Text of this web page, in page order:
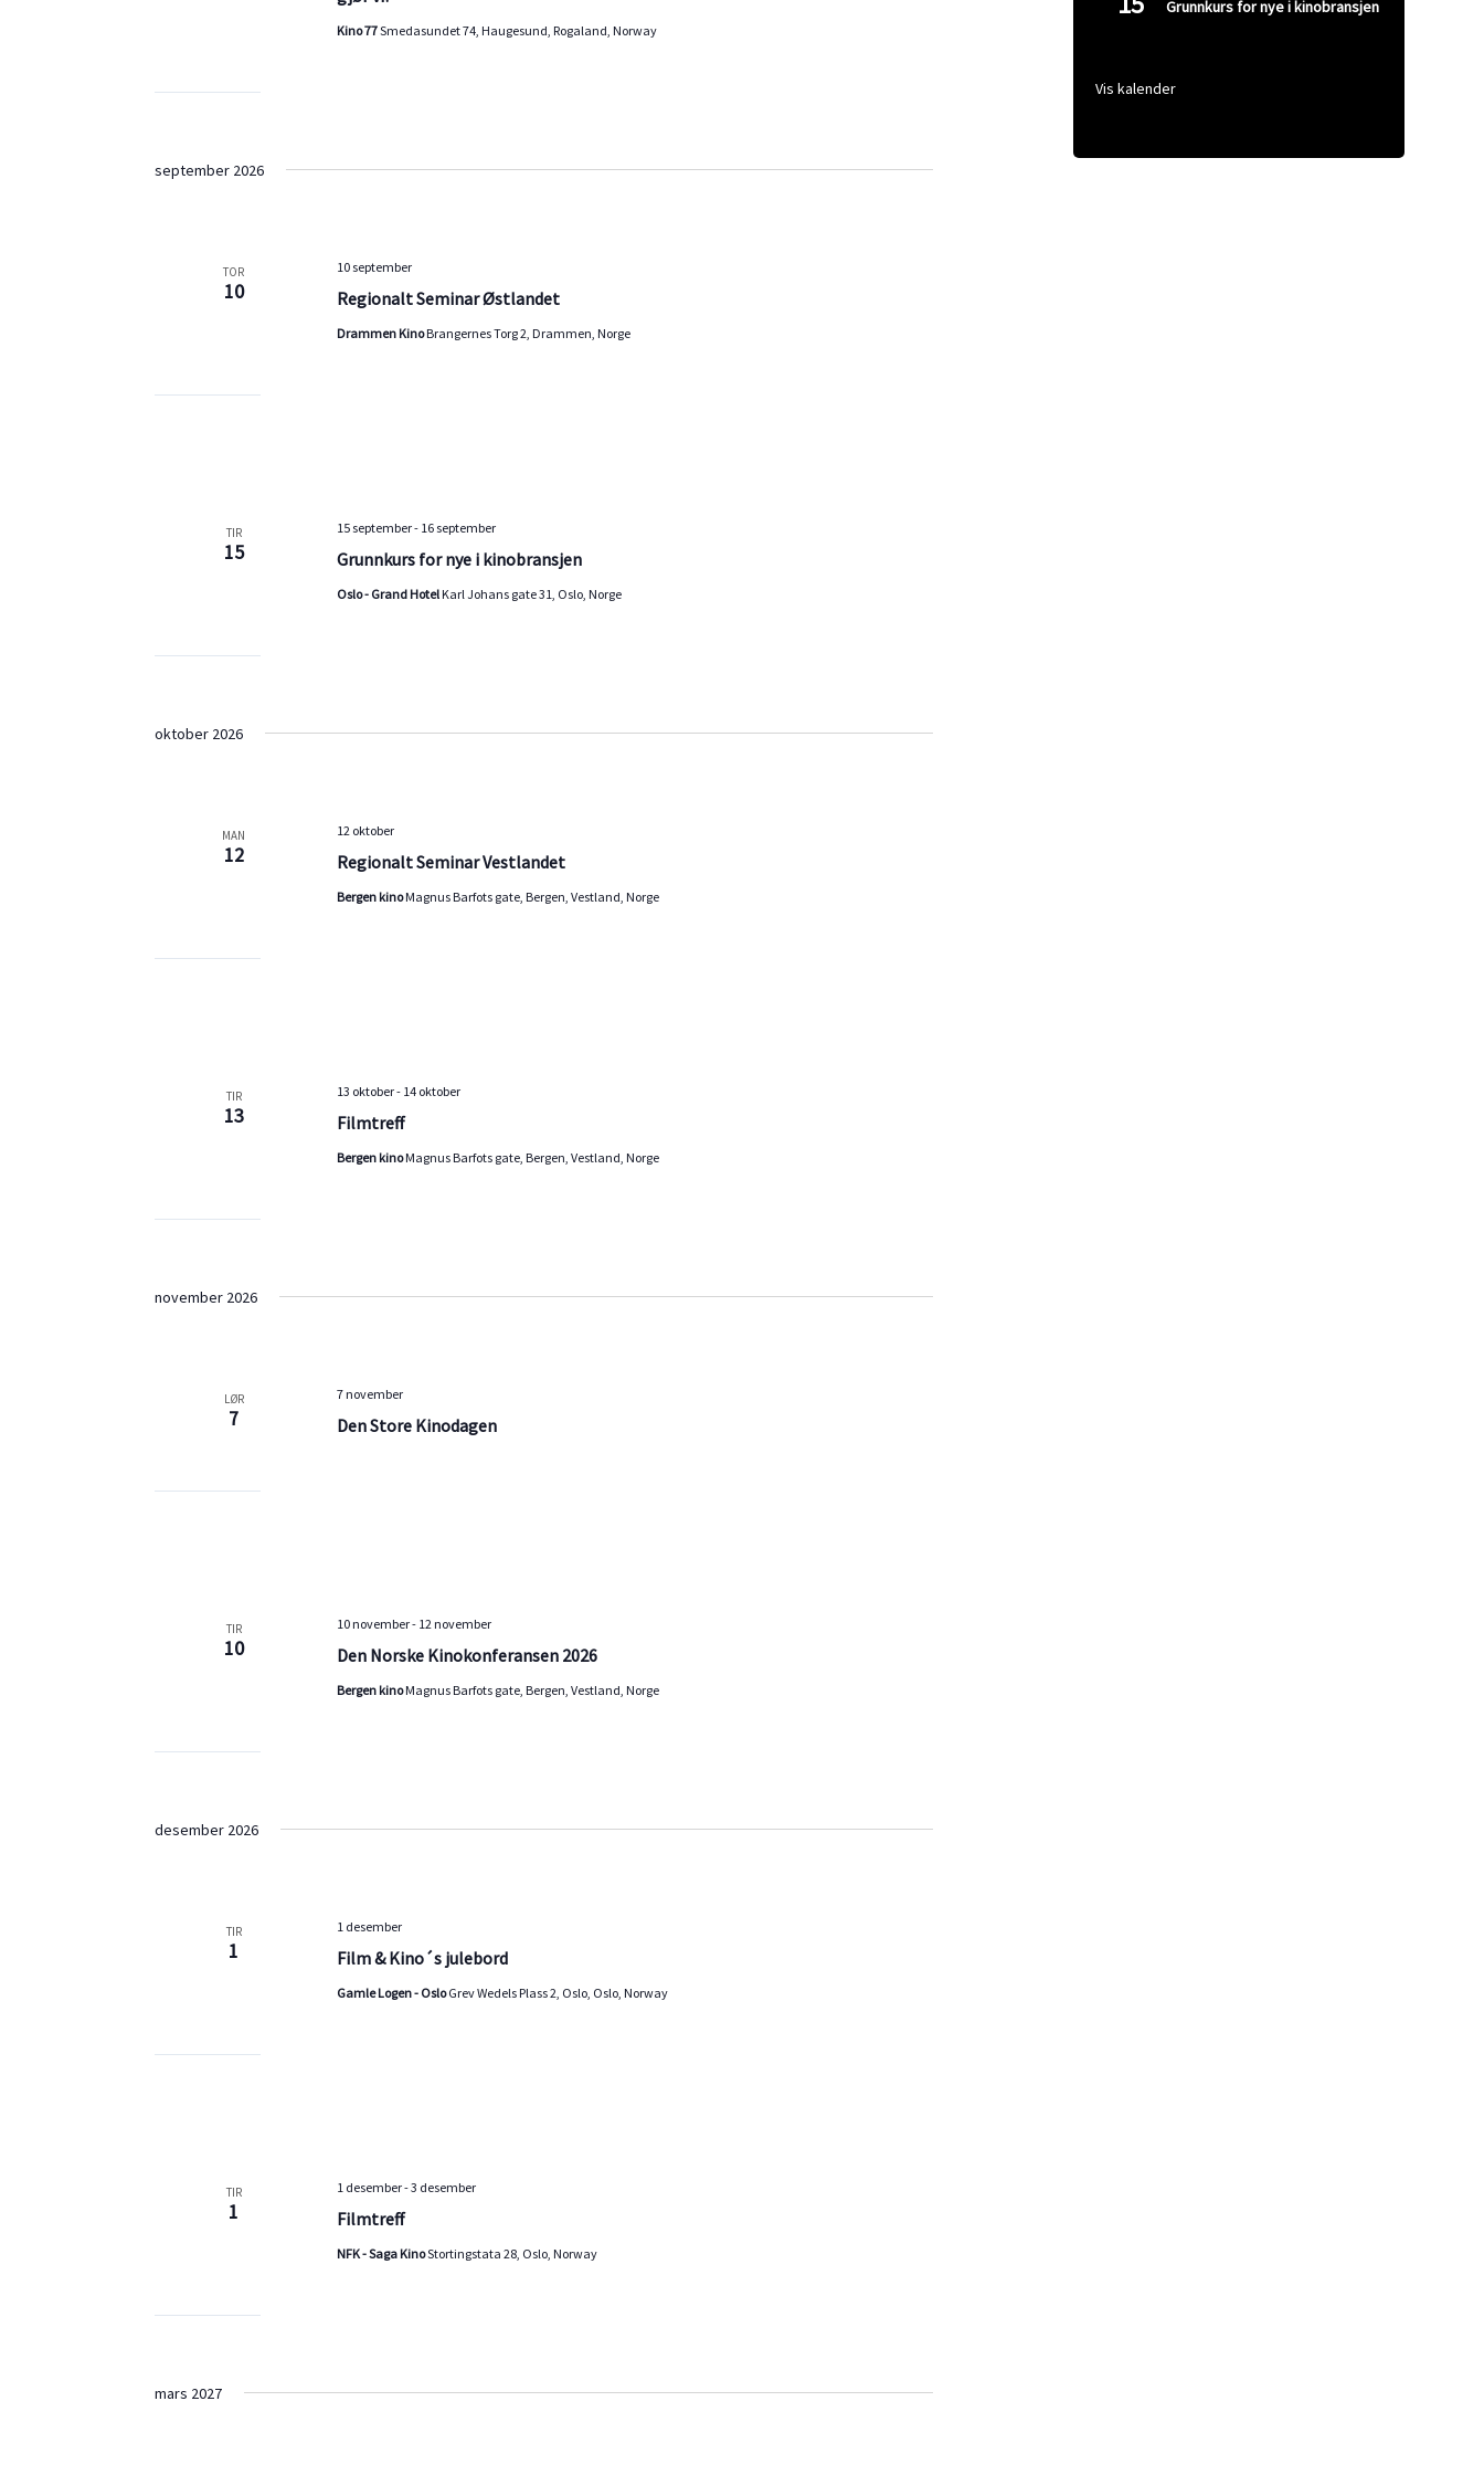
Kino 77Smedasundet 74, Haugesund, Rogaland, Norway
september 2026
TOR
10 Regionalt Seminar Østlandet
10 september
Drammen KinoBrangernes Torg 2, Drammen, Norge
TIR
15 Grunnkurs for nye i kinobransjen
15 september- 16 september
Oslo - Grand Hotel Karl Johans gate 31, Oslo, Norge
oktober 2026
MAN
12 Regionalt Seminar Vestlandet
12 oktober
Bergen kinoMagnus Barfots gate, Bergen, Vestland, Norge
TIR
13 Filmtreff
13 oktober- 14 oktober
Bergen kinoMagnus Barfots gate, Bergen, Vestland, Norge
november 2026
LØR
7 Den Store Kinodagen
7 november
TIR
10 Den Norske Kinokonferansen 2026
10 november- 12 november
Bergen kinoMagnus Barfots gate, Bergen, Vestland, Norge
desember 2026
TIR
1 Film & Kino´s julebord
1 desember
Gamle Logen - OsloGrev Wedels Plass 2, Oslo, Oslo, Norway
TIR
1 Filmtreff
1 desember-3 desember
NFK - Saga KinoStortingstata 28, Oslo, Norway
mars 2027
Grunnkurs for nye i kinobransjen
Vis kalender